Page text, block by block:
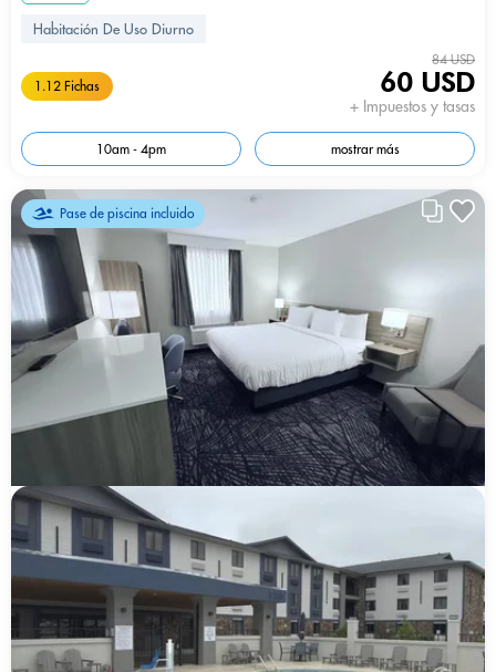
Habitación De Uso Diurno
1.12 Fichas
84 USD
60 USD
+ Impuestos y tasas
10am - 4pm mostrar más
Pase de piscina incluido